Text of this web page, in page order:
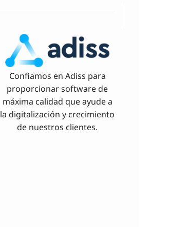
Confiamos en Adiss para
proporcionar software de
máxima calidad que ayude a
la digitalización y crecimiento
de nuestros clientes.